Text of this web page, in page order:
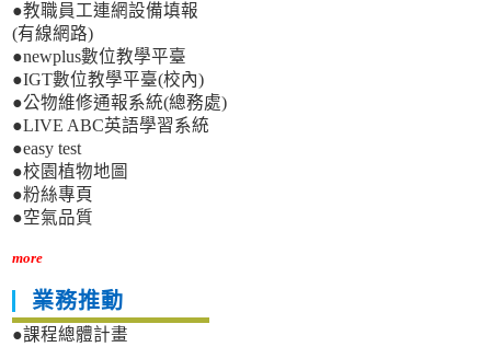
●教職員工連網設備填報
(有線網路)
●newplus數位教學平臺
●IGT數位教學平臺(校內)
●公物維修通報系統(總務處)
●LIVE ABC英語學習系統
●easy test
●校園植物地圖
●粉絲專頁
●空氣品質
more
業務推動
●課程總體計畫